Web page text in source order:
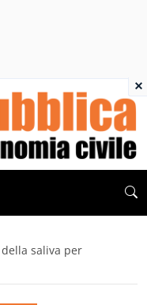
saliva per
×